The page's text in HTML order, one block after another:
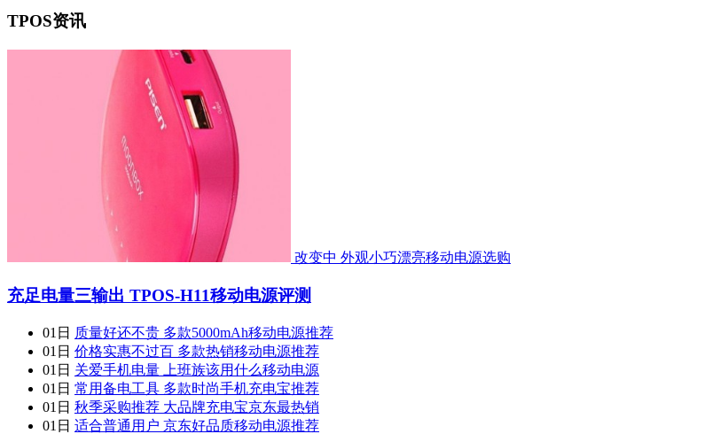
TPOS资讯
改变中 外观小巧漂亮移动电源选购
充足电量三输出 TPOS-H11移动电源评测
01日 质量好还不贵 多款5000mAh移动电源推荐
01日 价格实惠不过百 多款热销移动电源推荐
01日 关爱手机电量 上班族该用什么移动电源
01日 常用备电工具 多款时尚手机充电宝推荐
01日 秋季采购推荐 大品牌充电宝京东最热销
01日 适合普通用户 京东好品质移动电源推荐